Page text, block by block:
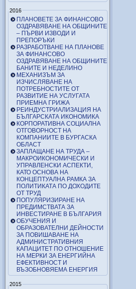
2016
ПЛАНОВЕТЕ ЗА ФИНАНСОВО
ОЗДРАВЯВАНЕ НА ОБЩИНИТЕ
– ПЪРВИ ИЗВОДИ И
ПРЕПОРЪКИ
РАЗРАБОТВАНЕ НА ПЛАНОВЕ
ЗА ФИНАНСОВО
ОЗДРАВЯВАНЕ НА ОБЩИНИТЕ
БАНИТЕ И НЕДЕЛИНО
МЕХАНИЗЪМ ЗА
ИЗЧИСЛЯВАНЕ НА
ПОТРЕБНОСТИТЕ ОТ
РАЗВИТИЕ НА УСЛУГАТА
ПРИЕМНА ГРИЖА
РЕИНДУСТРИАЛИЗАЦИЯ НА
БЪЛГАРСКАТА ИКОНОМИКА
КОРПОРАТИВНА СОЦИАЛНА
ОТГОВОРНОСТ НА
КОМПАНИИТЕ В БУРГАСКА
ОБЛАСТ
ЗАПЛАЩАНЕ НА ТРУДА –
МАКРОИКОНОМИЧЕСКИ И
УПРАВЛЕНСКИ АСПЕКТИ,
КАТО ОСНОВА НА
КОНЦЕПТУАЛНА РАМКА ЗА
ПОЛИТИКАТА ПО ДОХОДИТЕ
ОТ ТРУД
ПОПУЛЯРИЗИРАНЕ НА
ПРЕДИМСТВАТА ЗА
ИНВЕСТИРАНЕ В БЪЛГАРИЯ
ОБУЧЕНИЯ И
ОБРАЗОВАТЕЛНИ ДЕЙНОСТИ
ЗА ПОВИШАВАНЕ НА
АДМИНИСТРАТИВНИЯ
КАПАЦИТЕТ ПО ОТНОШЕНИЕ
НА МЕРКИ ЗА ЕНЕРГИЙНА
ЕФЕКТИВНОСТ И
ВЪЗОБНОВЯЕМА ЕНЕРГИЯ
2015